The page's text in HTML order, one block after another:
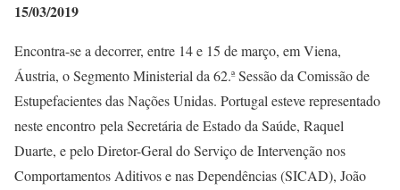
15/03/2019
Encontra-se a decorrer, entre 14 e 15 de março, em Viena,
Áustria, o Segmento Ministerial da 62.ª Sessão da Comissão de
Estupefacientes das Nações Unidas. Portugal esteve representado
neste encontro pela Secretária de Estado da Saúde, Raquel
Duarte, e pelo Diretor-Geral do Serviço de Intervenção nos
Comportamentos Aditivos e nas Dependências (SICAD), João